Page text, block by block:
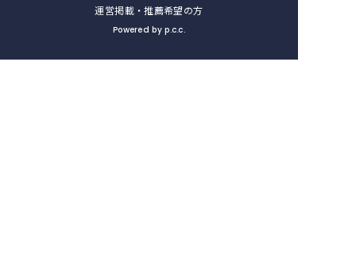
運営掲載・推薦希望の方
Powered by p.c.c.